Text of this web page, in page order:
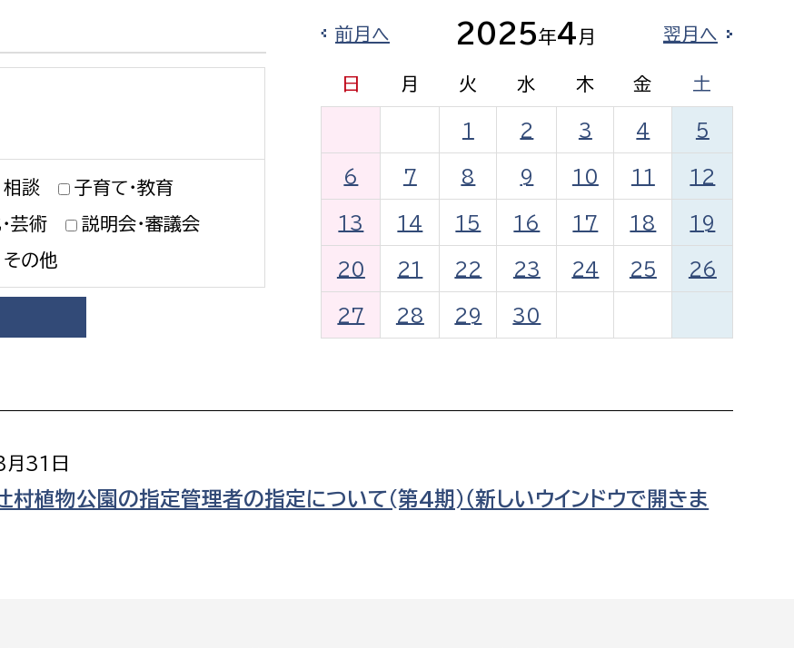
環境・エネルギー
都市基盤
文化・生涯学習
市民活動・地域づくり
病院
働きたい
遊びたい
小田原のことを知りたい
イベント・講座などに参加したい
まちづくりに関わりたい
文化部
文化財課
小田原城総合管理事務所
環境政策課
ゼロカーボン推進課
部
農政課
地域交通課
相談
子育て・教育
芸術
説明会・審議会
その他
前月へ 2025年4 月 翌月へ
日 月 火 水 木 金 土
1 2 3 4 5
6 7 8 9 10 11 12
13 14 15 16 17 18 19
20 21 22 23 24 25 26
27 28 29 30
31日
村植物公園の指定管理者の指定について(第4期)（新しいウインドウで開きま